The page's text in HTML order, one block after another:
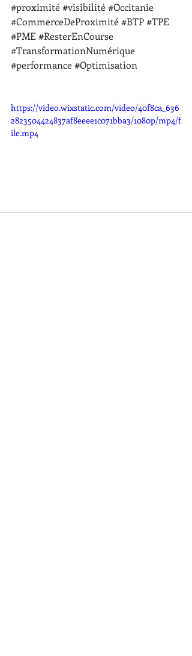
#proximité#visibilité#Occitanie
#CommerceDeProximité#BTP#TPE
#PME #ResterEnCourse
#TransformationNumérique
#performance#Optimisation
https://video.wixstatic.com/video/40f8ca_636
2823504424837af8eeee1c071bba3/1080p/mp4/f
ile.mp4